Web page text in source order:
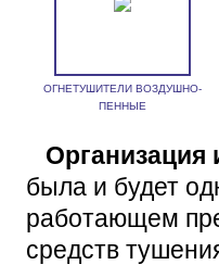
ОГНЕТУШИТЕЛИ ВОЗДУШНО-
ПЕННЫЕ
Организация
была и будет
работающем
средств